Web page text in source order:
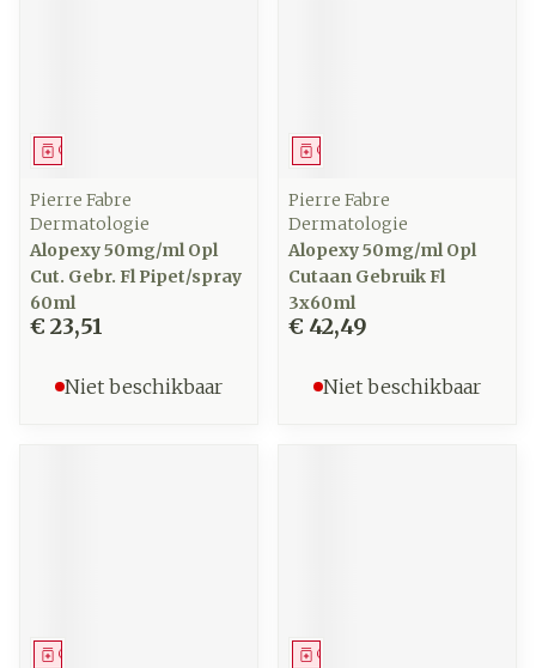
Geneesmiddel
Pierre Fabre
Dermatologie
Alopexy 50mg/ml Opl
Cut. Gebr. Fl Pipet/spray
60ml
€ 23,51
Niet beschikbaar
Geneesmiddel
Pierre Fabre
Dermatologie
Alopexy 50mg/ml Opl
Cutaan Gebruik Fl
3x60ml
€ 42,49
Niet beschikbaar
Geneesmiddel Geneesmiddel